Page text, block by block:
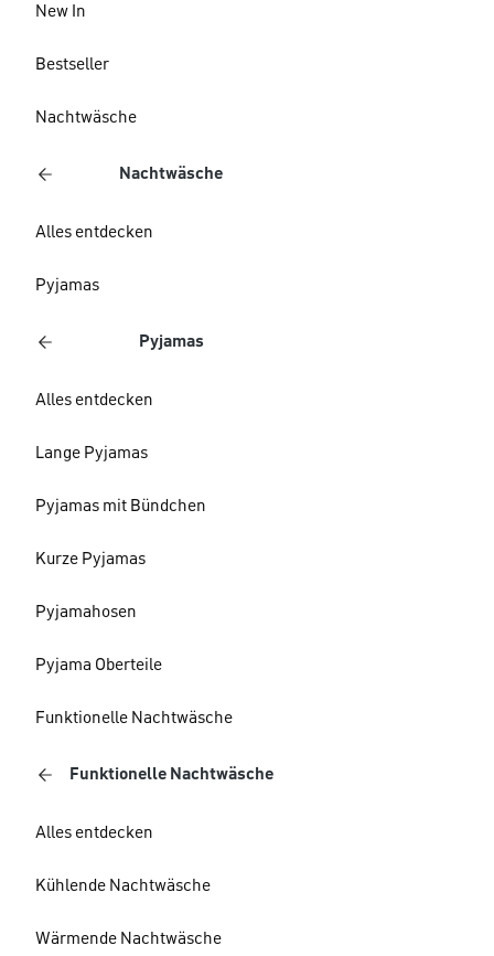
New In
Bestseller
Nachtwäsche
Nachtwäsche
Alles entdecken
Pyjamas
Pyjamas
Alles entdecken
Lange Pyjamas
Pyjamas mit Bündchen
Kurze Pyjamas
Pyjamahosen
Pyjama Oberteile
Funktionelle Nachtwäsche
Funktionelle Nachtwäsche
Alles entdecken
Kühlende Nachtwäsche
Wärmende Nachtwäsche